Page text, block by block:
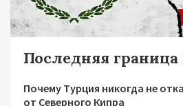
Последняя
Почему Турция никогда не
от Северного Кипра